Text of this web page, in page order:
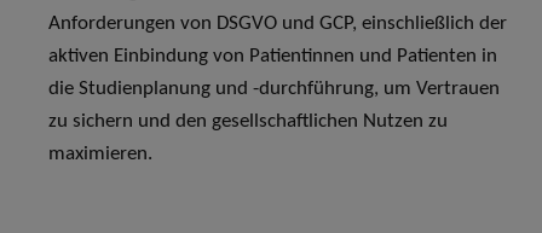
Anforderungen von DSGVO und GCP, einschließlich der
aktiven Einbindung von Patientinnen und Patienten in
die Studienplanung und -durchführung, um Vertrauen
zu sichern und den gesellschaftlichen Nutzen zu
maximieren.